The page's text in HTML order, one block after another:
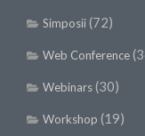
Simposii(72)
Web Conference
Webinars(30)
Workshop (19)